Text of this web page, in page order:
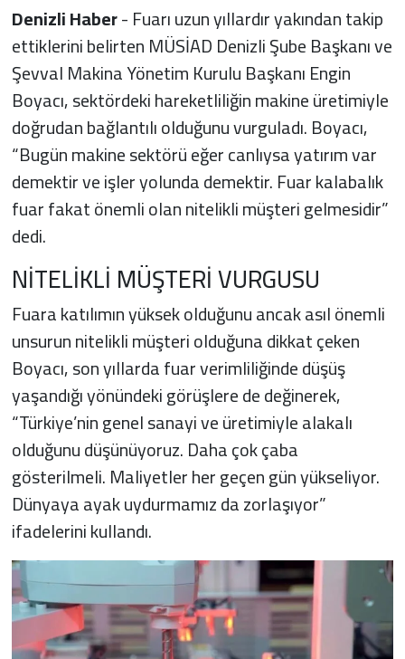
Denizli Haber- Fuarı uzun yıllardır yakından takip
ettiklerini belirten MÜSİAD Denizli Şube Başkanı ve
Şevval Makina Yönetim Kurulu Başkanı Engin
Boyacı, sektördeki hareketliliğin makine üretimiyle
doğrudan bağlantılı olduğunu vurguladı. Boyacı,
“Bugün makine sektörü eğer canlıysa yatırım var
demektir ve işler yolunda demektir. Fuar kalabalık
fuar fakat önemli olan nitelikli müşteri gelmesidir”
dedi.
NİTELİKLİ MÜŞTERİ VURGUSU
Fuara katılımın yüksek olduğunu ancak asıl önemli
unsurun nitelikli müşteri olduğuna dikkat çeken
Boyacı, son yıllarda fuar verimliliğinde düşüş
yaşandığı yönündeki görüşlere de değinerek,
“Türkiye’nin genel sanayi ve üretimiyle alakalı
olduğunu düşünüyoruz. Daha çok çaba
gösterilmeli. Maliyetler her geçen gün yükseliyor.
Dünyaya ayak uydurmamız da zorlaşıyor”
ifadelerini kullandı.